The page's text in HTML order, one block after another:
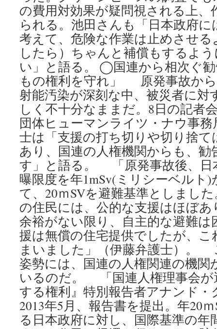
の費用対効果が疑問視される上、
られる。池田さんも「日本政府
考えて、危険な作業は止めさせ
したら）ちゃんと補償もするよ
い」と語る。 ◯国連から相次ぐ
もの権利を守れ」 原発事故か
射能汚染が深刻な中、被災者に対
しく不十分なままだ。8日の記者
団体ヒューマンライツ・ナウ事
士は「支援の打ち切りや切り捨て
あり、国連の人権機関からも、
す」と語る。 「原発事故後、日
曝限度を年1mSv(ミリシーベルト
て、20ｍSVを避難基準としまし
の住民には、公的な支援はほぼ
余裕がない限り、自主的な避難は
援は無償の住宅提供でしたが、
まいました」（伊藤弁護士）。
姿勢には、国連の人権関連の機関
いるのだ。 「国連人権理事会が
する権利』特別報告者アナンド・
2013年5月、報告書を提出。年20
る日本政府に対し、国際基準の年